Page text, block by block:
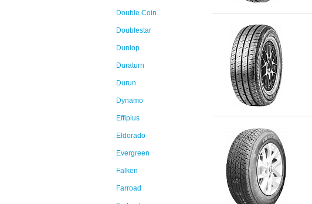
Double Coin
Doublestar
Dunlop
Duraturn
Durun
Dynamo
Effiplus
Eldorado
Evergreen
Falken
Farroad